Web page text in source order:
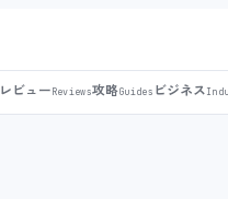
レビューReviews攻略Guides ビジネス